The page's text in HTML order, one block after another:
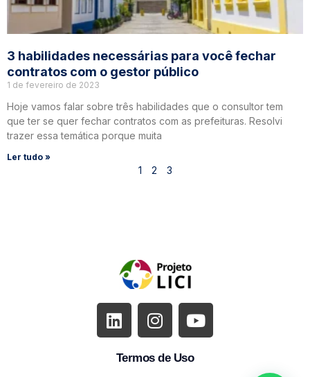
3 habilidades necessárias para você fechar
contratos com o gestor público
1 de fevereiro de 2023
Hoje vamos falar sobre três habilidades que o consultor tem
que ter se quer fechar contratos com as prefeituras. Resolvi
trazer essa temática porque muita
Ler tudo »
1 2 3
Termos de Uso